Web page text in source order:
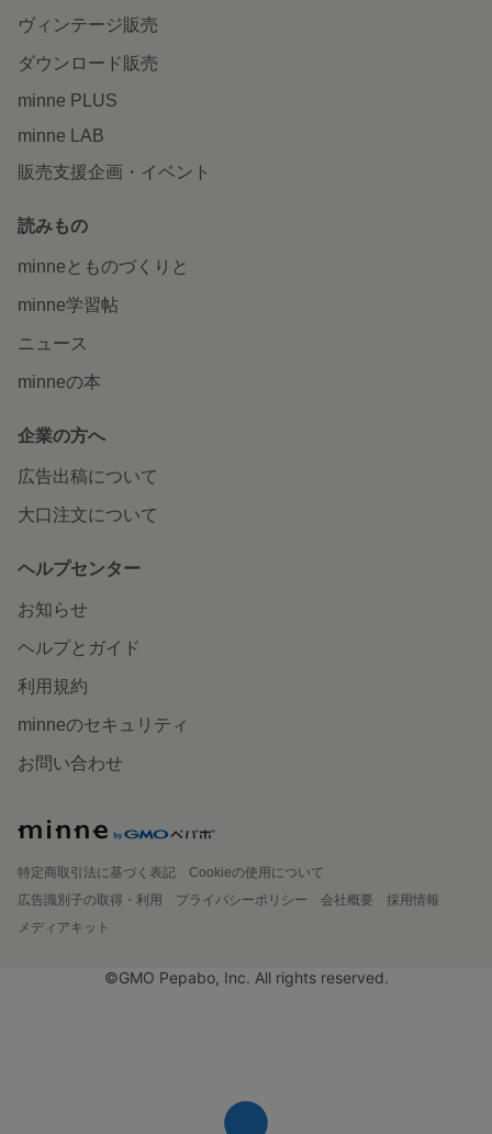
ヴィンテージ販売
ダウンロード販売
minne PLUS
minne LAB
販売支援企画・イベント
読みもの
minneとものづくりと
minne学習帖
ニュース
minneの本
企業の方へ
広告出稿について
大口注文について
ヘルプセンター
お知らせ
ヘルプとガイド
利用規約
minneのセキュリティ
お問い合わせ
特定商取引法に基づく表記
Cookieの使用について
広告識別子の取得・利用
プライバシーポリシー 会社概要
採用情報
メディアキット
©GMO Pepabo, Inc. All rights reserved.